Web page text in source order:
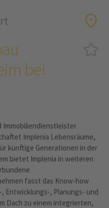
bei
Immobiliendienstleister
Implenia Lebensräume,
künftige Generationen in der
bietet Implenia in weiteren
fasst das Know-how
Entwicklungs-, Planungs- und
Dach zu einem integrierten,